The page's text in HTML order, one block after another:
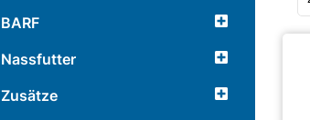
BARF
Nassfutter
Zusätze